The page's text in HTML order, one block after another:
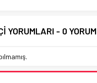
YORUMLARI - 0 YORUM